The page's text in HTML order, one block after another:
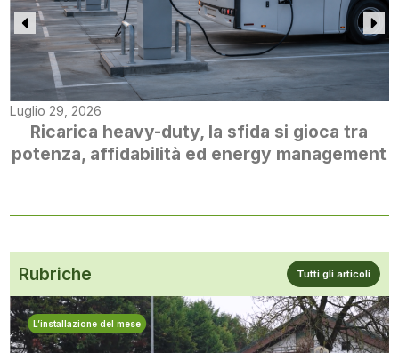
Luglio 29, 2026
Ricarica heavy-duty, la sfida si gioca tra
potenza, affidabilità ed energy management
Rubriche Tutti gli articoli
L’installazione del mese